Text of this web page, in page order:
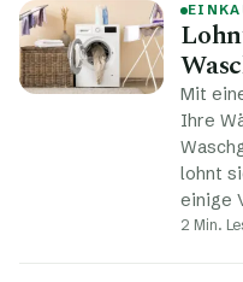
Mit
Ihre
lohnt
einige
2 Min.